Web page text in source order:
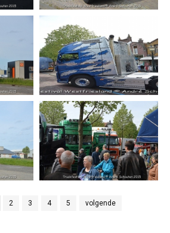
2 3 4 5 volgende